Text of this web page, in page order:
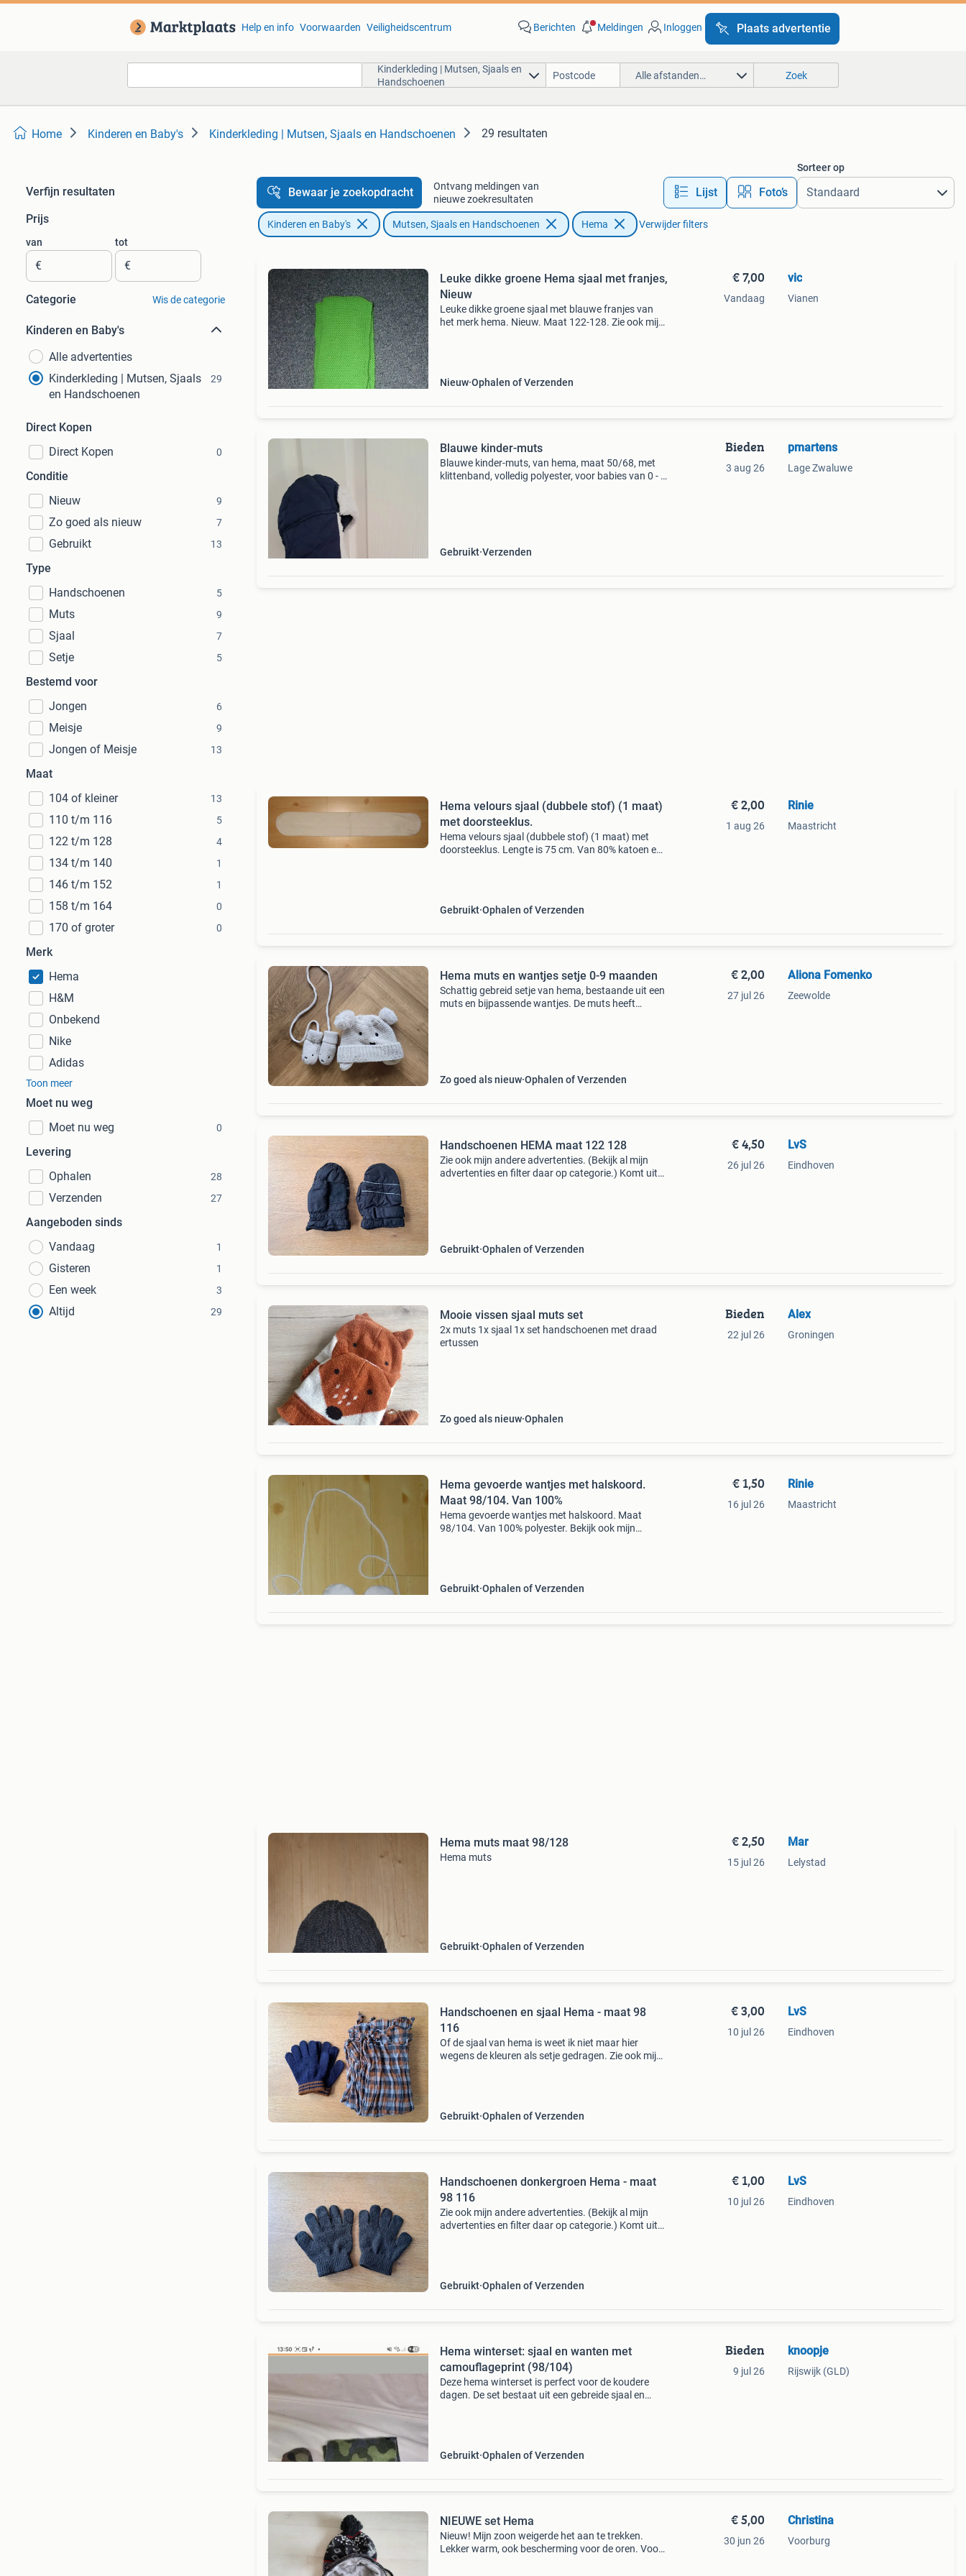
Help en info Voorwaarden Veiligheidscentrum Berichten Meldingen Inloggen Plaats advertentie
Kinderkleding | Mutsen, Sjaals en
Handschoenen
Alle afstanden… Zoek
Home Kinderen en Baby's Kinderkleding | Mutsen, Sjaals en Handschoenen 29 resultaten
Verfijn resultaten
Prijs
van
€
tot
€
Categorie Wis de categorie
Kinderen en Baby's
Alle advertenties
Kinderkleding | Mutsen, Sjaals
en Handschoenen
29
Direct Kopen
Direct Kopen
0
Conditie
Nieuw
9
Zo goed als nieuw 7
Gebruikt 13
Type
Handschoenen
5
Muts 9
Sjaal 7
Setje 5
Bestemd voor
Jongen
6
Meisje 9
Jongen of Meisje 13
Maat
104 of kleiner
13
110 t/m 116 5
122 t/m 128 4
134 t/m 140 1
146 t/m 152 1
158 t/m 164 0
170 of groter 0
Merk
Hema
H&M
Onbekend
Nike
Adidas
Toon meer
Moet nu weg
Moet nu weg
0
Levering
Ophalen
28
Verzenden 27
Aangeboden sinds
Vandaag
1
Gisteren 1
Een week 3
Altijd 29
Bewaar je zoekopdracht
Ontvang meldingen van
nieuwe zoekresultaten
Lijst Foto’s
Sorteer op
Kinderen en Baby's Mutsen, Sjaals en Handschoenen Hema Verwijder filters
Leuke dikke groene Hema sjaal met franjes,
Nieuw
Leuke dikke groene sjaal met blauwe franjes van
het merk hema. Nieuw. Maat 122-128. Zie ook mijn
Nieuw Ophalen of Verzenden
€ 7,00
Vandaag
vic
Vianen
Blauwe kinder-muts
Blauwe kinder-muts, van hema, maat 50/68, met
klittenband, volledig polyester, voor babies van 0 - 6
Gebruikt Verzenden
Bieden
3 aug 26
pmartens
Lage Zwaluwe
Hema velours sjaal (dubbele stof) (1 maat)
met doorsteeklus.
Hema velours sjaal (dubbele stof) (1 maat) met
doorsteeklus. Lengte is 75 cm. Van 80% katoen en
Gebruikt Ophalen of Verzenden
€ 2,00
1 aug 26
Rinie
Maastricht
Hema muts en wantjes setje 0-9 maanden
Schattig gebreid setje van hema, bestaande uit een
muts en bijpassende wantjes. De muts heeft
Zo goed als nieuw Ophalen of Verzenden
€ 2,00
27 jul 26
Aliona Fomenko
Zeewolde
Handschoenen HEMA maat 122 128
Zie ook mijn andere advertenties. (Bekijk al mijn
advertenties en filter daar op categorie.) Komt uit
Gebruikt Ophalen of Verzenden
€ 4,50
26 jul 26
LvS
Eindhoven
Mooie vissen sjaal muts set
2x muts 1x sjaal 1x set handschoenen met draad
ertussen
Zo goed als nieuw Ophalen
Bieden
22 jul 26
Alex
Groningen
Hema gevoerde wantjes met halskoord.
Maat 98/104. Van 100%
Hema gevoerde wantjes met halskoord. Maat
98/104. Van 100% polyester. Bekijk ook mijn
Gebruikt Ophalen of Verzenden
€ 1,50
16 jul 26
Rinie
Maastricht
Hema muts maat 98/128
Hema muts
Gebruikt Ophalen of Verzenden
€ 2,50
15 jul 26
Mar
Lelystad
Handschoenen en sjaal Hema - maat 98
116
Of de sjaal van hema is weet ik niet maar hier
wegens de kleuren als setje gedragen. Zie ook mijn
Gebruikt Ophalen of Verzenden
€ 3,00
10 jul 26
LvS
Eindhoven
Handschoenen donkergroen Hema - maat
98 116
Zie ook mijn andere advertenties. (Bekijk al mijn
advertenties en filter daar op categorie.) Komt uit
Gebruikt Ophalen of Verzenden
€ 1,00
10 jul 26
LvS
Eindhoven
Hema winterset: sjaal en wanten met
camouflageprint (98/104)
Deze hema winterset is perfect voor de koudere
dagen. De set bestaat uit een gebreide sjaal en
Gebruikt Ophalen of Verzenden
Bieden
9 jul 26
knoopje
Rijswijk (GLD)
NIEUWE set Hema
Nieuw! Mijn zoon weigerde het aan te trekken.
Lekker warm, ook bescherming voor de oren. Voor
€ 5,00
30 jun 26
Christina
Voorburg